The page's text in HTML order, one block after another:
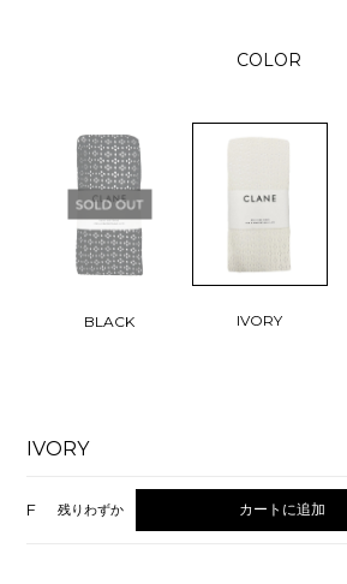
COLOR
BLACK IVORY
IVORY
F 残りわずか カートに追加